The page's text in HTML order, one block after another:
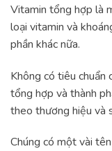
Vitamin tổng hợp là
loại vitamin và
phần khác nữa.
Không có tiêu chuẩn
tổng hợp và thành
theo thương hiệu và
Chúng có một vài